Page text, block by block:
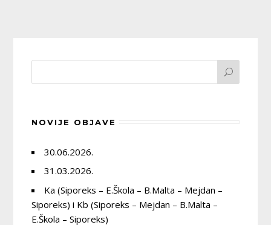
NOVIJE OBJAVE
30.06.2026.
31.03.2026.
Ka (Siporeks – E.Škola – B.Malta – Mejdan –
Siporeks) i Kb (Siporeks – Mejdan – B.Malta –
E.Škola – Siporeks)